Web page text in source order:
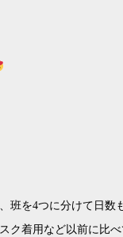
班を4つに分けて日数
ク着用など以前に比